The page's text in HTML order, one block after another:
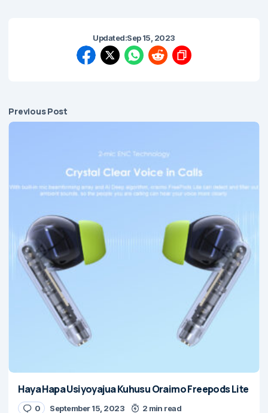
Updated:Sep 15, 2023
Previous Post
Haya Hapa Usiyoyajua Kuhusu Oraimo Freepods Lite
0 September 15, 2023 2 min read